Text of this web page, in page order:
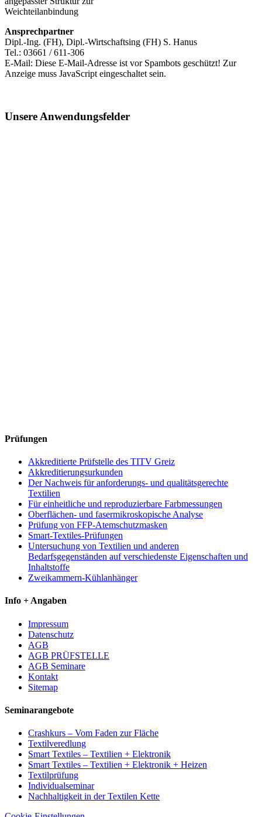
Weichteilanbindung
Ansprechpartner
Dipl.-Ing. (FH), Dipl.-Wirtschaftsing (FH) S. Hanus
Tel.: 03661 / 611-306
E-Mail: Diese E-Mail-Adresse ist vor Spambots geschützt! Zur
Anzeige muss JavaScript eingeschaltet sein.
Unsere Anwendungsfelder
Prüfungen
Akkreditierte Prüfstelle des TITV Greiz
Akkreditierungsurkunden
Der Nachweis für anforderungs- und qualitätsgerechte
Textilien
Für einheitliche und reproduzierbare Farbmessungen
Oberflächen- und fasermikroskopische Analyse
Prüfung von FFP-Atemschutzmasken
Smart-Textiles-Prüfungen
Untersuchung von Textilien und anderen
Bedarfsgegenständen auf verschiedenste Eigenschaften und
Inhaltstoffe
Zweikammern-Kühlanhänger
Info + Angaben
Impressum
Datenschutz
AGB
AGB PRÜFSTELLE
AGB Seminare
Kontakt
Sitemap
Seminarangebote
Crashkurs – Vom Faden zur Fläche
Textilveredlung
Smart Textiles – Textilien + Elektronik
Smart Textiles – Textilien + Elektronik + Heizen
Textilprüfung
Individualseminar
Nachhaltigkeit in der Textilen Kette